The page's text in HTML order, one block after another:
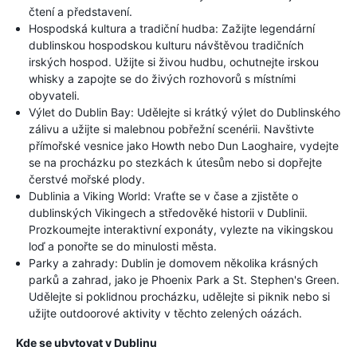
čtení a představení.
Hospodská kultura a tradiční hudba: Zažijte legendární
dublinskou hospodskou kulturu návštěvou tradičních
irských hospod. Užijte si živou hudbu, ochutnejte irskou
whisky a zapojte se do živých rozhovorů s místními
obyvateli.
Výlet do Dublin Bay: Udělejte si krátký výlet do Dublinského
zálivu a užijte si malebnou pobřežní scenérii. Navštivte
přímořské vesnice jako Howth nebo Dun Laoghaire, vydejte
se na procházku po stezkách k útesům nebo si dopřejte
čerstvé mořské plody.
Dublinia a Viking World: Vraťte se v čase a zjistěte o
dublinských Vikingech a středověké historii v Dublinii.
Prozkoumejte interaktivní exponáty, vylezte na vikingskou
loď a ponořte se do minulosti města.
Parky a zahrady: Dublin je domovem několika krásných
parků a zahrad, jako je Phoenix Park a St. Stephen's Green.
Udělejte si poklidnou procházku, udělejte si piknik nebo si
užijte outdoorové aktivity v těchto zelených oázách.
Kde se ubytovat v Dublinu